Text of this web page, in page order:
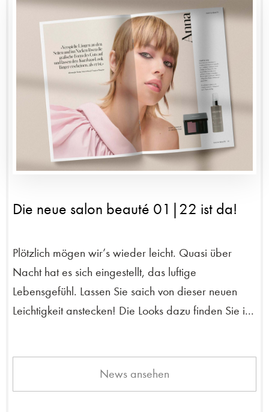
Die neue salon beauté 01|22 ist da!
Plötzlich mögen wir’s wieder leicht. Quasi über
Nacht hat es sich eingestellt, das luftige
Lebensgefühl. Lassen Sie saich von dieser neuen
Leichtigkeit anstecken! Die Looks dazu finden Sie i...
News ansehen